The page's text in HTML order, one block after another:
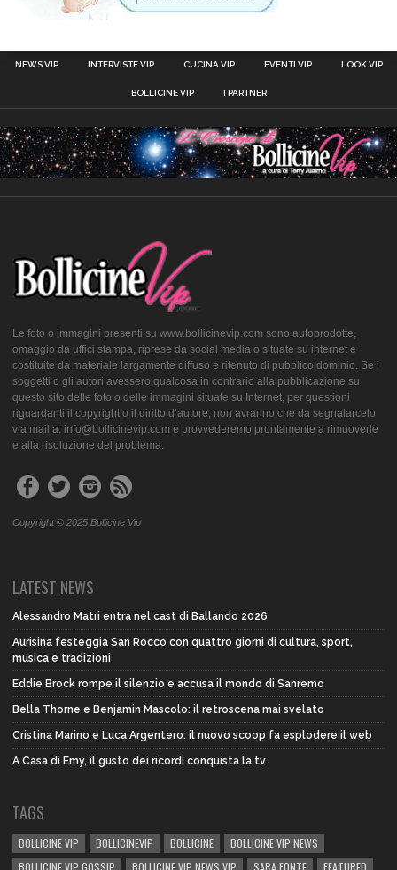
NEWS VIP INTERVISTE VIP CUCINA VIP EVENTI VIP LOOK VIP
BOLLICINE VIP I PARTNER
Le foto o immagini presenti su www.bollicinevip.com sono autoprodotte,
omaggio da uffici stampa, riprese da social media o situate su internet e
costituite da materiale largamente diffuso e ritenuto di pubblico dominio. Se i
soggetti o gli autori avessero qualcosa in contrario alla pubblicazione su
questo sito delle foto o delle immagini situate su Internet, per questioni
riguardanti il copyright o il diritto d’autore, non avranno che da segnalarcelo
via mail a: info@bollicinevip.com e provvederemo prontamente a rimuoverle
e alla risoluzione del problema.
Copyright © 2025 Bollicine Vip
LATEST NEWS
Alessandro Matri entra nel cast di Ballando 2026
Aurisina festeggia San Rocco con quattro giorni di cultura, sport,
musica e tradizioni
Eddie Brock rompe il silenzio e accusa il mondo di Sanremo
Bella Thorne e Benjamin Mascolo: il retroscena mai svelato
Cristina Marino e Luca Argentero: il nuovo scoop fa esplodere il web
A Casa di Emy, il gusto dei ricordi conquista la tv
TAGS
BOLLICINE VIP BOLLICINEVIP BOLLICINE
BOLLICINE VIP NEWS
BOLLICINE VIP GOSSIP
BOLLICINE VIP NEWS VIP SARA FONTE FEATURED